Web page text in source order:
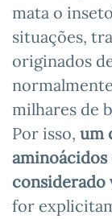
mata o
situações,
originados
milhares de
Por isso, um
aminoácidos
considerado
for